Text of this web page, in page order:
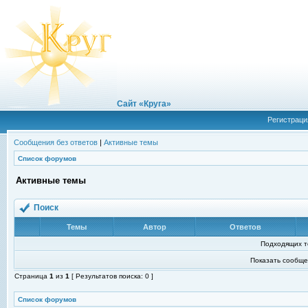
Сайт «Круга»
Сообщения без ответов | Активные темы
Список форумов
Активные темы
Поиск
Темы Автор Ответов
Подходящих
Показать
Страница 1 из 1 [ Результатов поиска: 0 ]
Список форумов